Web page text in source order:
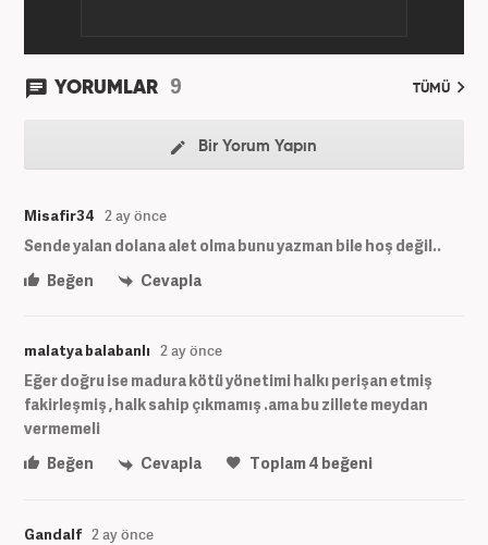
YORUMLAR 9 TÜMÜ
Bir Yorum Yapın
Misafir34 2 ay önce
Sende yalan dolana alet olma bunu yazman bile hoş değil..
Beğen
Cevapla
malatya balabanlı 2 ay önce
Eğer doğru ise madura kötü yönetimi halkı perişan etmiş
fakirleşmiş , halk sahip çıkmamış .ama bu zillete meydan
vermemeli
Beğen
Cevapla Toplam4 beğeni
Gandalf 2 ay önce